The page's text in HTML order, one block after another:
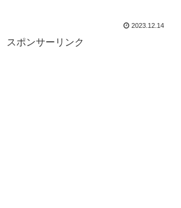
2023.12.14
スポンサーリンク